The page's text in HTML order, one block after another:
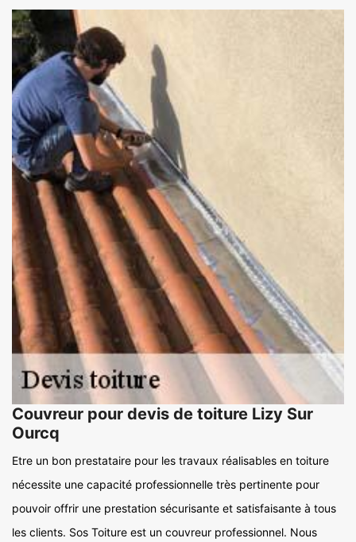
Couvreur pour devis de toiture Lizy Sur
Ourcq
Etre un bon prestataire pour les travaux réalisables en toiture
nécessite une capacité professionnelle très pertinente pour
pouvoir offrir une prestation sécurisante et satisfaisante à tous
les clients. Sos Toiture est un couvreur professionnel. Nous